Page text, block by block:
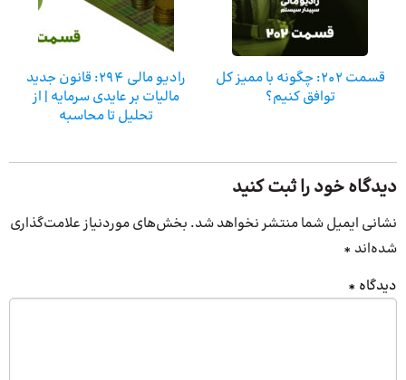
قسمت ۲۰۲: چگونه با ممیز کل
توافق کنیم؟
رادیو مالی 294: قانون جدید
مالیات بر عایدی سرمایه | از
تحلیل تا محاسبه
دیدگاه خود را ثبت کنید
نشانی ایمیل شما منتشر نخواهد شد. بخش‌های موردنیاز علامت‌گذاری
شده‌اند *
دیدگاه *